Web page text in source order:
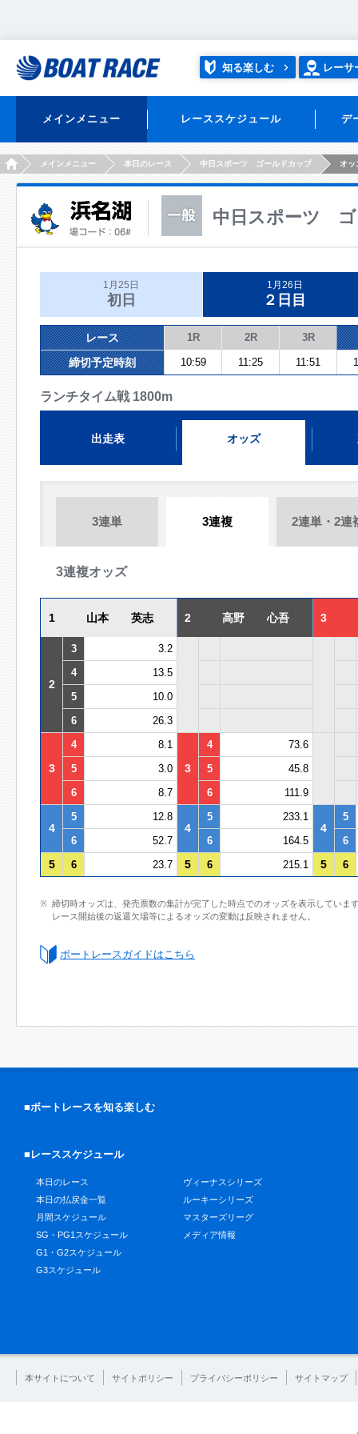
知る楽しむ レーサ
メインメニュー レーススケジュール デ
HOMEメインメニュー 本日のレース 中日スポーツ ゴールドカップ オッ
中日スポーツ ゴ
1月25日
初日
1月26日
２日目
レース 1R 2R 3R
締切予定時刻 10:59 11:25 11:51
ランチタイム戦 1800m
出走表 オッズ
3連単 3連複 2連単・2連
3連複オッズ
1 山本 英志 2 高野 心吾 3
2
3
3.2
4
13.5
5
10.0
6
26.3
3
4 8.1
3
4
73.6
5
3.0 5
45.8
6
8.7 6 111.9
4
5 12.8
4
5 233.1
4
5
6
52.7 6 164.5 6
5 6 23.7 5 6 215.1 5 6
締切時オッズは、発売票数の集計が完了した時点でのオッズを表示していま
レース開始後の返還欠場等によるオッズの変動は反映されません。
ボートレースガイドはこちら
■ボートレースを知る楽しむ
■レーススケジュール
本日のレース
本日の払戻金一覧
月間スケジュール
SG・PG1スケジュール
G1・G2スケジュール
G3スケジュール
ヴィーナスシリーズ
ルーキーシリーズ
マスターズリーグ
メディア情報
本サイトについて サイトポリシー プライバシーポリシー サイトマップ